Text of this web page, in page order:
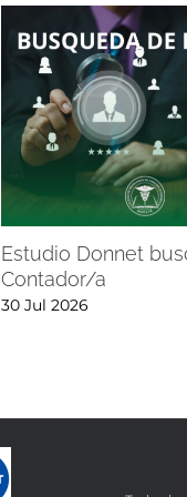
Estudio Donnet
Contador/a
30 Jul 2026